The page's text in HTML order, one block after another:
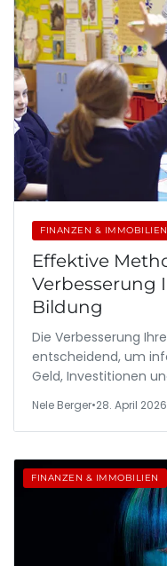
FINANZEN & IMMOBILIEN
Effektive
Verbesserung
Bildung
Die Verbesserung
entscheidend, um
Geld, Investitionen
Nele Berger•28. April 2026
FINANZEN & IMMOBILIEN